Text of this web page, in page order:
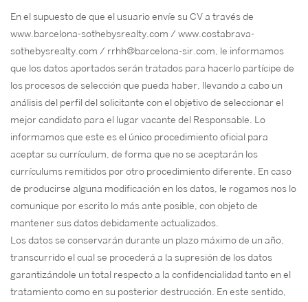
En el supuesto de que el usuario envíe su CV a través de
www.barcelona-sothebysrealty.com / www.costabrava-
sothebysrealty.com / rrhh@barcelona-sir.com, le informamos
que los datos aportados serán tratados para hacerlo partícipe de
los procesos de selección que pueda haber, llevando a cabo un
análisis del perfil del solicitante con el objetivo de seleccionar el
mejor candidato para el lugar vacante del Responsable. Lo
informamos que este es el único procedimiento oficial para
aceptar su currículum, de forma que no se aceptarán los
currículums remitidos por otro procedimiento diferente. En caso
de producirse alguna modificación en los datos, le rogamos nos lo
comunique por escrito lo más ante posible, con objeto de
mantener sus datos debidamente actualizados.
Los datos se conservarán durante un plazo máximo de un año,
transcurrido el cual se procederá a la supresión de los datos
garantizándole un total respecto a la confidencialidad tanto en el
tratamiento como en su posterior destrucción. En este sentido,